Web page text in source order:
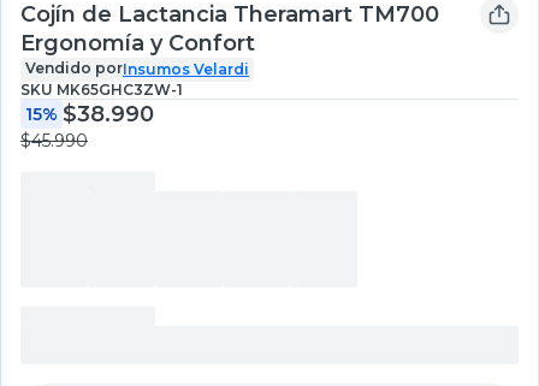
Cojín de Lactancia Theramart TM700
Ergonomía y Confort
Vendido porInsumos Velardi
SKU MK65GHC3ZW-1
15% $38.990
$45.990